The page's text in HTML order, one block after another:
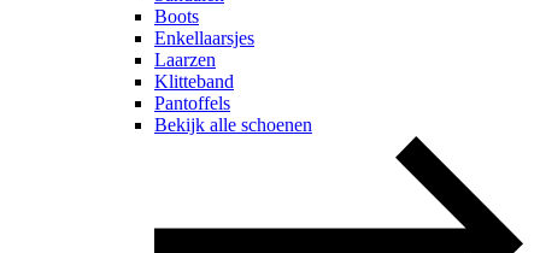
Boots
Enkellaarsjes
Laarzen
Klitteband
Pantoffels
Bekijk alle schoenen